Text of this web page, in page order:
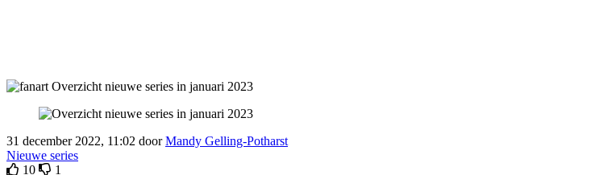
31 december 2022, 11:02 doorMandy Gelling-Potharst
Nieuwe series
10
1